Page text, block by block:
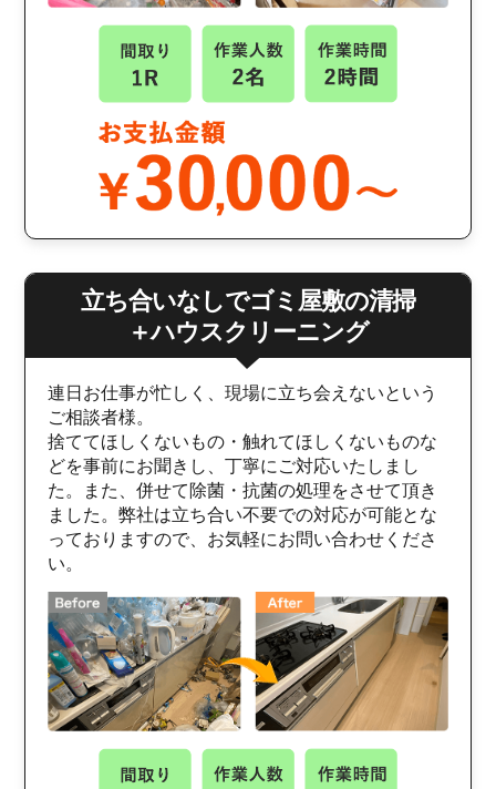
立ち合いなしでゴミ屋敷の清掃
＋ハウスクリーニング
連日お仕事が忙しく、現場に立ち会えないという
ご相談者様。
捨ててほしくないもの・触れてほしくないものな
どを事前にお聞きし、丁寧にご対応いたしまし
た。また、併せて除菌・抗菌の処理をさせて頂き
ました。弊社は立ち合い不要での対応が可能とな
っておりますので、お気軽にお問い合わせくださ
い。